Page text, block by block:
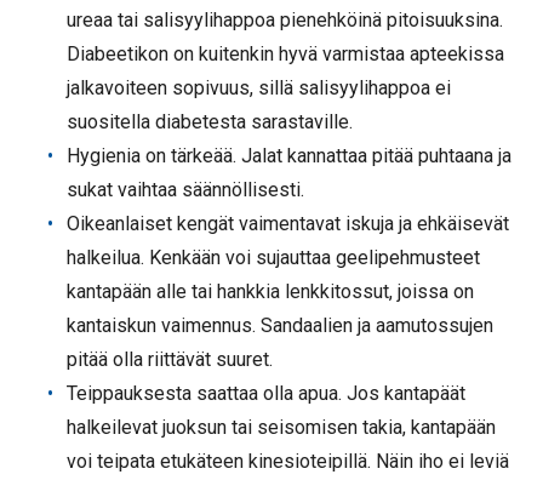
ureaa tai salisyylihappoa pienehköinä pitoisuuksina.
Diabeetikon on kuitenkin hyvä varmistaa apteekissa
jalkavoiteen sopivuus, sillä salisyylihappoa ei
suositella diabetesta sarastaville.
Hygienia on tärkeää. Jalat kannattaa pitää puhtaana ja
sukat vaihtaa säännöllisesti.
Oikeanlaiset kengät vaimentavat iskuja ja ehkäisevät
halkeilua. Kenkään voi sujauttaa geelipehmusteet
kantapään alle tai hankkia lenkkitossut, joissa on
kantaiskun vaimennus. Sandaalien ja aamutossujen
pitää olla riittävät suuret.
Teippauksesta saattaa olla apua. Jos kantapäät
halkeilevat juoksun tai seisomisen takia, kantapään
voi teipata etukäteen kinesioteipillä. Näin iho ei leviä